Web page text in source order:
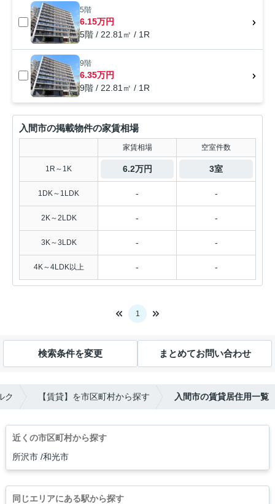
5階
6.15万円
5階 / 22.81㎡ / 1R
9階
6.35万円
9階 / 22.81㎡ / 1R
入間市の掲載物件の家賃相場
家賃相場 空室件数
1R～1K 6.2万円 3室
1DK～1LDK - -
2K～2LDK - -
3K～3LDK - -
4K～4LDK以上 - -
1
検索条件を変更 まとめてお問い合わせ
ク 【賃貸】を市区町村から探す 入間市の賃貸居住用一覧
近くの市区町村から探す
所沢市 和光市
同じエリアにある駅から探す